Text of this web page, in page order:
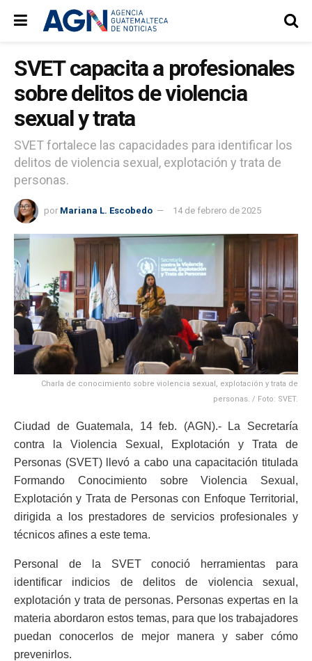
SVET capacita a profesionales
sobre delitos de violencia
sexual y trata
SVET fortalece las capacidades para identificar los
delitos de violencia sexual, explotación y trata de
personas.
por Mariana L. Escobedo 14 de febrero de 2025
Charla de conocimiento sobre violencia sexual, explotación y trata de
personas. / Foto: SVET.
Ciudad de Guatemala, 14 feb. (AGN).- La Secretaría
contra la Violencia Sexual, Explotación y Trata de
Personas (SVET) llevó a cabo una capacitación titulada
Formando Conocimiento sobre Violencia Sexual,
Explotación y Trata de Personas con Enfoque Territorial,
dirigida a los prestadores de servicios profesionales y
técnicos afines a este tema.
Personal de la SVET conoció herramientas para
identificar indicios de delitos de violencia sexual,
explotación y trata de personas. Personas expertas en la
materia abordaron estos temas, para que los trabajadores
puedan conocerlos de mejor manera y saber cómo
prevenirlos.